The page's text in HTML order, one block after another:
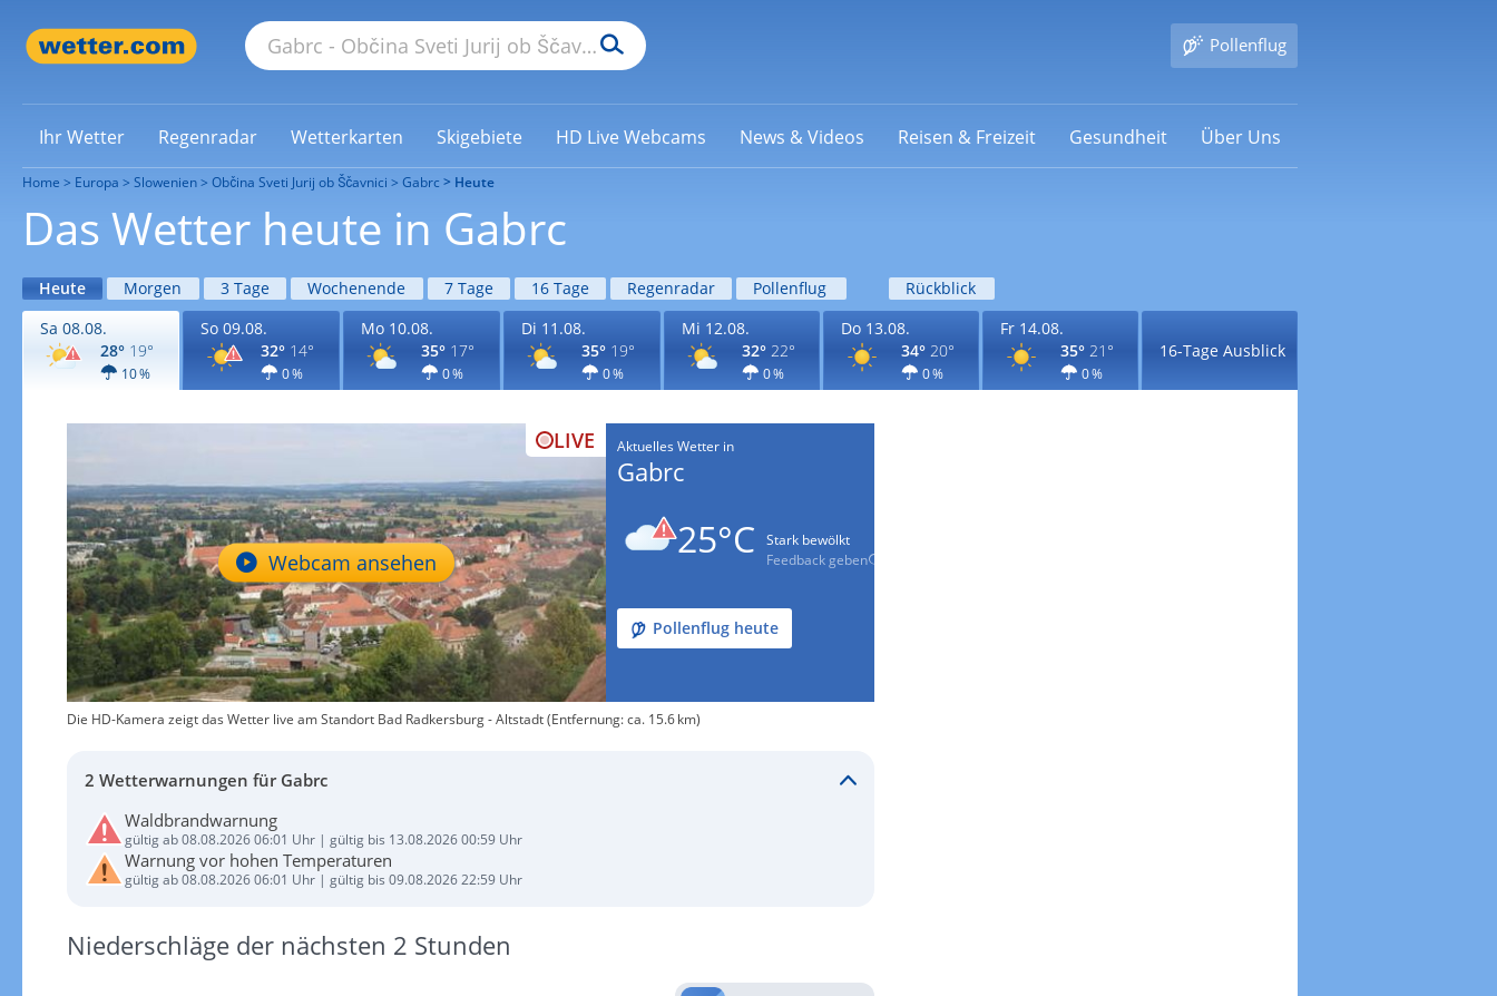
Pollenflug
Ihr Wetter Regenradar Wetterkarten Skigebiete HD Live Webcams News & Videos Reisen & Freizeit Gesundheit Über Uns
Home Europa Slowenien Občina Sveti Jurij ob Ščavnici Gabrc Heute
Das Wetter heute in Gabrc
Heute Morgen 3 Tage Wochenende 7 Tage 16 Tage Regenradar Pollenflug
Rückblick
Sa 08.08.
28° 19°
10 %
So 09.08.
32° 14°
0 %
Mo 10.08.
35° 17°
0 %
Di 11.08.
35° 19°
0 %
Mi 12.08.
32° 22°
0 %
Do 13.08.
34° 20°
0 %
Fr 14.08.
35° 21°
0 %
16-Tage Ausblick
LIVE
Webcam ansehen
Aktuelles Wetter in
Gabrc
25°C
Stark bewölkt
Feedback geben
Pollenflug heute
Die HD-Kamera zeigt das Wetter live am Standort Bad Radkersburg - Altstadt (Entfernung: ca. 15.6 km)
2 Wetterwarnungen für Gabrc
Waldbrandwarnung
gültig ab 08.08.2026 06:01 Uhr | gültig bis 13.08.2026 00:59 Uhr
Warnung vor hohen Temperaturen
gültig ab 08.08.2026 06:01 Uhr | gültig bis 09.08.2026 22:59 Uhr
Niederschläge der nächsten 2 Stunden